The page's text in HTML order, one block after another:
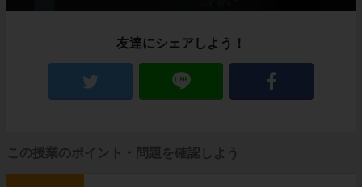
友達にシェアしよう！
この授業のポイント・問題を確認しよう